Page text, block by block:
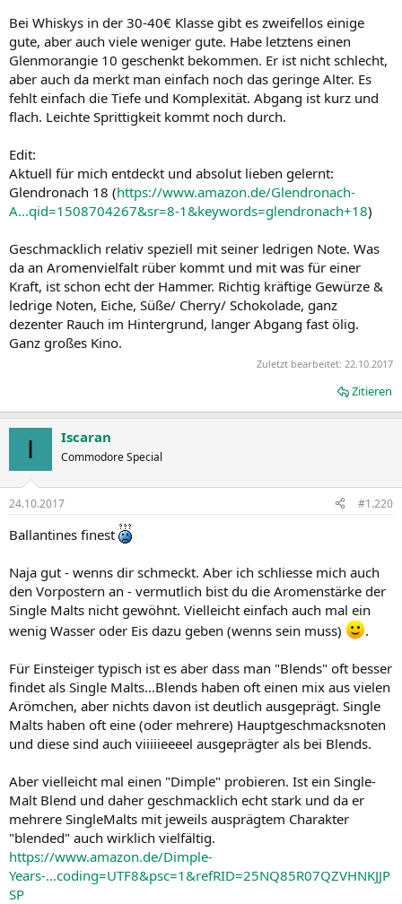
Bei Whiskys in der 30-40€ Klasse gibt es zweifellos einige
gute, aber auch viele weniger gute. Habe letztens einen
Glenmorangie 10 geschenkt bekommen. Er ist nicht schlecht,
aber auch da merkt man einfach noch das geringe Alter. Es
fehlt einfach die Tiefe und Komplexität. Abgang ist kurz und
flach. Leichte Sprittigkeit kommt noch durch.
Edit:
Aktuell für mich entdeckt und absolut lieben gelernt:
Glendronach 18 (https://www.amazon.de/Glendronach-
A...qid=1508704267&sr=8-1&keywords=glendronach+18)
Geschmacklich relativ speziell mit seiner ledrigen Note. Was
da an Aromenvielfalt rüber kommt und mit was für einer
Kraft, ist schon echt der Hammer. Richtig kräftige Gewürze &
ledrige Noten, Eiche, Süße/ Cherry/ Schokolade, ganz
dezenter Rauch im Hintergrund, langer Abgang fast ölig.
Ganz großes Kino.
Zuletzt bearbeitet: 22.10.2017
Zitieren
I Iscaran
Commodore Special
24.10.2017 #1.220
Ballantines finest
Naja gut - wenns dir schmeckt. Aber ich schliesse mich auch
den Vorpostern an - vermutlich bist du die Aromenstärke der
Single Malts nicht gewöhnt. Vielleicht einfach auch mal ein
wenig Wasser oder Eis dazu geben (wenns sein muss)
.
Für Einsteiger typisch ist es aber dass man "Blends" oft besser
findet als Single Malts...Blends haben oft einen mix aus vielen
Arömchen, aber nichts davon ist deutlich ausgeprägt. Single
Malts haben oft eine (oder mehrere) Hauptgeschmacksnoten
und diese sind auch viiiiieeeel ausgeprägter als bei Blends.
Aber vielleicht mal einen "Dimple" probieren. Ist ein Single-
Malt Blend und daher geschmacklich echt stark und da er
mehrere SingleMalts mit jeweils ausprägtem Charakter
"blended" auch wirklich vielfältig.
https://www.amazon.de/Dimple-
Years-...coding=UTF8&psc=1&refRID=25NQ85R07QZVHNKJJP
SP